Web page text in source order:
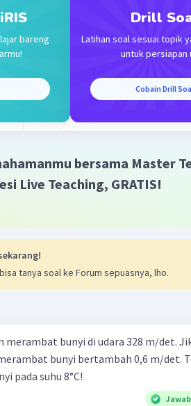
dikatakan sudut tempuh benda yang
mesin truk yang bekerja pada 2.400
melalui sudut D. 7.540 rad.
(0)
Iklan
bareng
Drill
Latihan soal sesuai topik
untuk persiapan
Cobain Drill
bersama Master
Live Teaching, GRATIS!
tanya soal ke Forum sepuasnya, lho.
merambat bunyi di udara 328 m/det.
bunyi bertambah 0,6 m/det.
pada suhu 8°C!